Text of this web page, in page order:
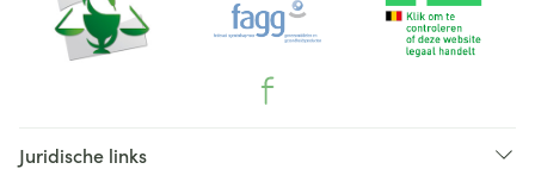
Juridische links